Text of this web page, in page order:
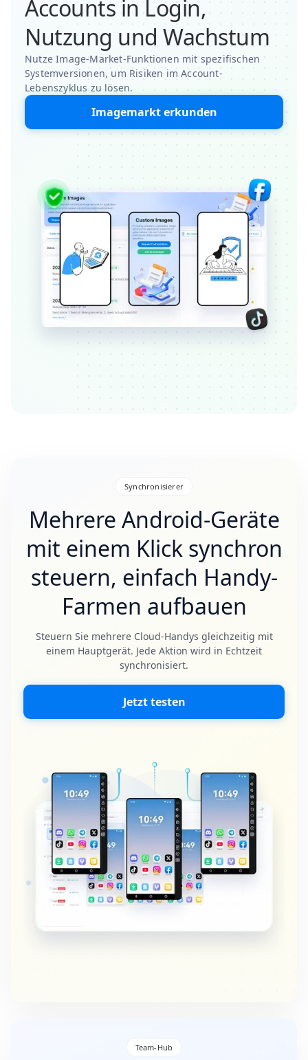
Accounts in Login,
Nutzung und Wachstum
Nutze Image-Market-Funktionen mit spezifischen
Systemversionen, um Risiken im Account-
Lebenszyklus zu lösen.
Imagemarkt erkunden
Synchronisierer
Mehrere Android-Geräte
mit einem Klick synchron
steuern, einfach Handy-
Farmen aufbauen
Steuern Sie mehrere Cloud-Handys gleichzeitig mit
einem Hauptgerät. Jede Aktion wird in Echtzeit
synchronisiert.
Jetzt testen
Team-Hub